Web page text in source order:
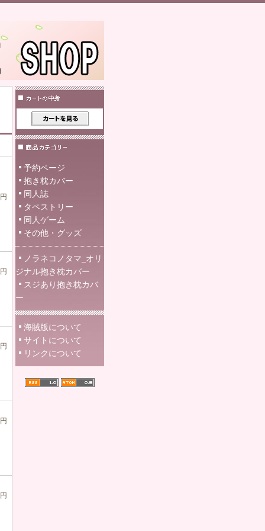
予約ページ
抱き枕カバー
同人誌
タペストリー
同人ゲーム
その他・グッズ
ノラネコノタマ_オリ
ジナル抱き枕カバー
スジあり抱き枕カバ
ー
海賊版について
サイトについて
リンクについて